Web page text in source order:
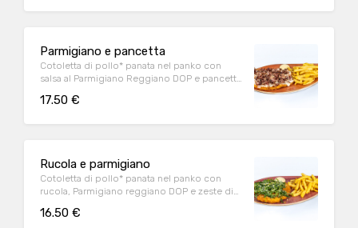
Parmigiano e pancetta
Cotoletta di pollo* panata nel panko con
salsa al Parmigiano Reggiano DOP e pancetta
17.50 €
Rucola e parmigiano
Cotoletta di pollo* panata nel panko con
rucola, Parmigiano reggiano DOP e zeste di
16.50 €